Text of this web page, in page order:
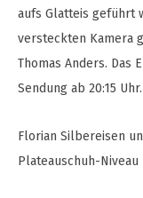
aufs Glatteis geführt
versteckten Kamera
Thomas Anders. Das
Sendung ab 20:15 Uhr.
Florian Silbereisen
Plateauschuh-Niveau